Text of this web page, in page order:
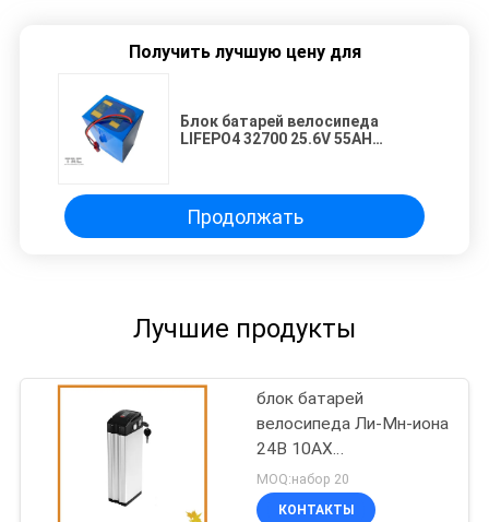
Получить лучшую цену для
Блок батарей велосипеда
LIFEPO4 32700 25.6V 55AH
Продолжать
Лучшие продукты
блок батарей
велосипеда Ли-Мн-иона
24В 10АХ
электрический для
электрического
MOQ:набор 20
КОНТАКТЫ